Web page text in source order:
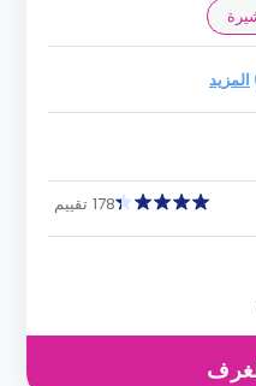
المزيد
178 تقييم